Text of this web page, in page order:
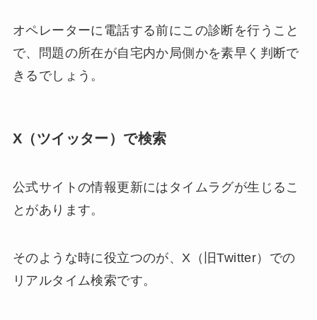
オペレーターに電話する前にこの診断を行うこと
で、問題の所在が自宅内か局側かを素早く判断で
きるでしょう。
X（ツイッター）で検索
公式サイトの情報更新にはタイムラグが生じるこ
とがあります。
そのような時に役立つのが、X（旧Twitter）での
リアルタイム検索です。